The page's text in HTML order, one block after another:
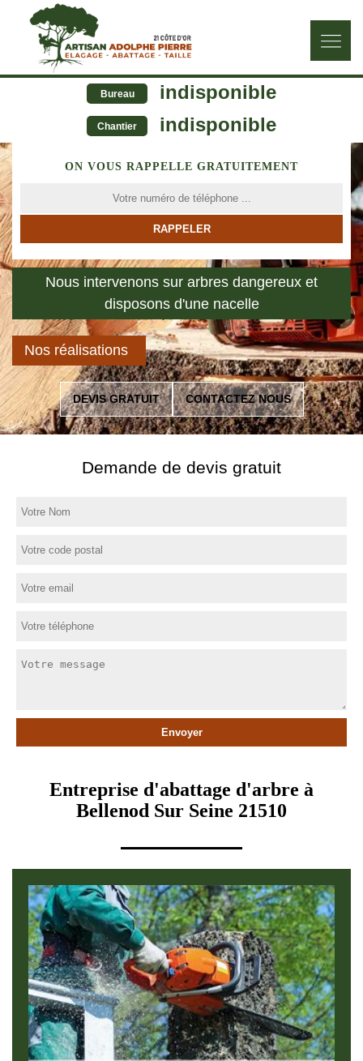
Bureau indisponible
Chantier indisponible
ON VOUS RAPPELLE GRATUITEMENT
Nous intervenons sur arbres dangereux et
disposons d'une nacelle
Nos réalisations
DEVIS GRATUIT CONTACTEZ NOUS
Demande de devis gratuit
Entreprise d'abattage d'arbre à
Bellenod Sur Seine 21510